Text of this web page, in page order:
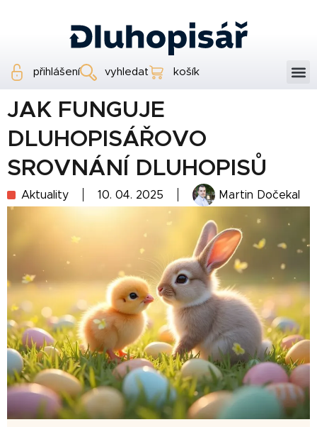
přihlášení vyhledat košík
JAK FUNGUJE
DLUHOPISÁŘOVO
SROVNÁNÍ DLUHOPISŮ
Aktuality 10. 04. 2025 Martin Dočekal